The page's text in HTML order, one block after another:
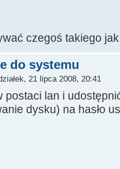
czegoś takiego
do systemu
21 lipca 2008, 20:41
postaci lan i
dysku) na hasło